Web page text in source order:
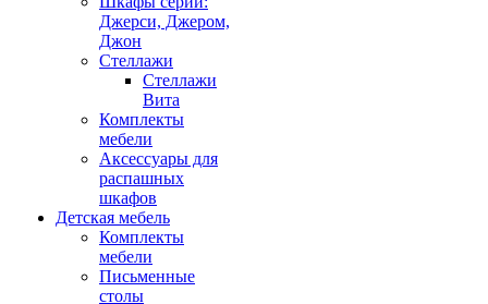
Джерси, Джером,
Джон
Стеллажи
Стеллажи
Вита
Комплекты
мебели
Аксессуары для
распашных
шкафов
Детская мебель
Комплекты
мебели
Письменные
столы